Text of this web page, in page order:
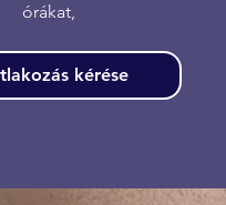
órákat,
kérése